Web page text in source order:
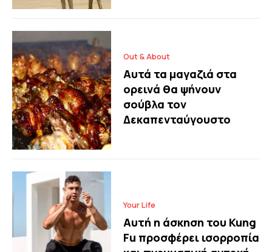
Out & About
Αυτά τα μαγαζιά στα
ορεινά θα ψήνουν
σούβλα τον
Δεκαπενταύγουστο
Your Life
Αυτή η άσκηση του Kung
Fu προσφέρει ισορροπία